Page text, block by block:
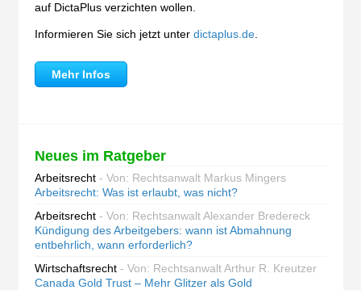
auf DictaPlus verzichten wollen.
Informieren Sie sich jetzt unter dictaplus.de.
Mehr Infos
Neues im Ratgeber
Arbeitsrecht - Von: Rechtsanwalt Markus Mingers
Arbeitsrecht: Was ist erlaubt, was nicht?
Arbeitsrecht - Von: Rechtsanwalt Alexander Bredereck
Kündigung des Arbeitgebers: wann ist Abmahnung
entbehrlich, wann erforderlich?
Wirtschaftsrecht - Von: Rechtsanwalt Arthur R. Kreutzer
Canada Gold Trust – Mehr Glitzer als Gold